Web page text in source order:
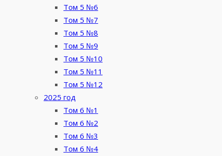
Том 5 №6
Том 5 №7
Том 5 №8
Том 5 №9
Том 5 №10
Том 5 №11
Том 5 №12
2025 год
Том 6 №1
Том 6 №2
Том 6 №3
Том 6 №4